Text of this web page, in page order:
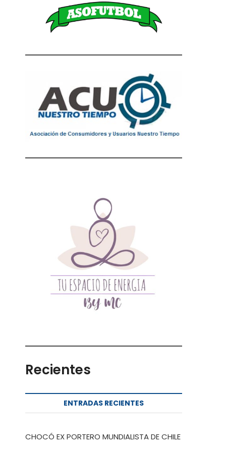
Recientes
ENTRADAS RECIENTES
CHOCÓ EX PORTERO MUNDIALISTA DE CHILE